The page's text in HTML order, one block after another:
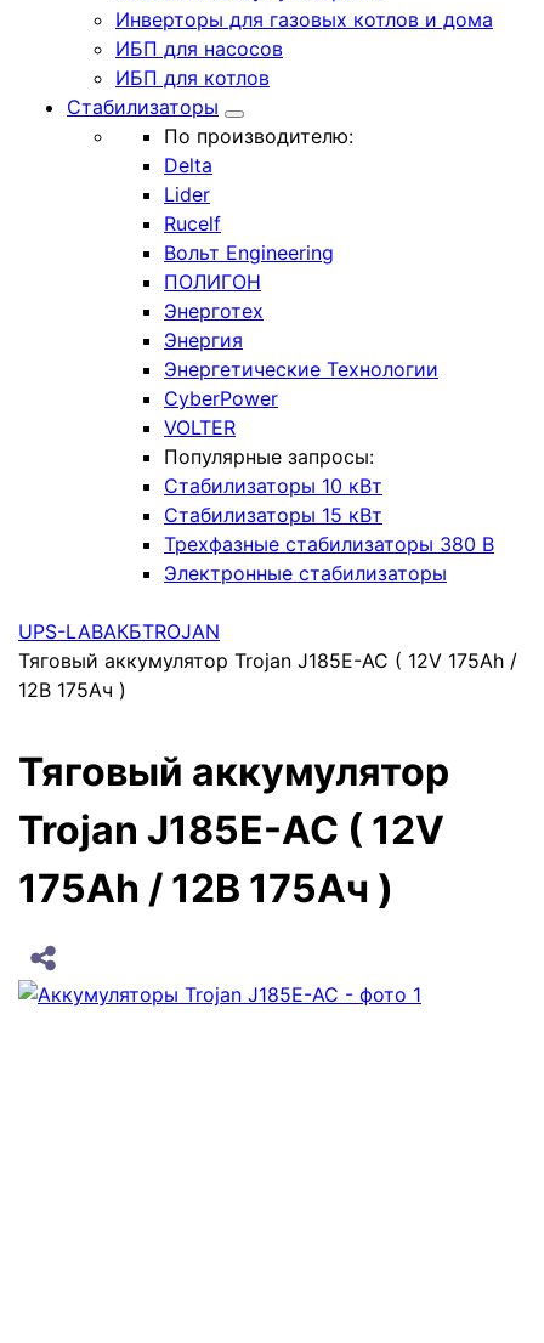
Инверторы для газовых котлов и дома
ИБП для насосов
ИБП для котлов
Стабилизаторы
По производителю:
Delta
Lider
Rucelf
Вольт Engineering
ПОЛИГОН
Энерготех
Энергия
Энергетические Технологии
CyberPower
VOLTER
Популярные запросы:
Стабилизаторы 10 кВт
Стабилизаторы 15 кВт
Трехфазные стабилизаторы 380 В
Электронные стабилизаторы
UPS-LABАКБTROJAN
Тяговый аккумулятор Trojan J185E-AC ( 12V 175Ah /
12В 175Ач )
Тяговый аккумулятор
Trojan J185E-AC ( 12V
175Ah / 12В 175Ач )